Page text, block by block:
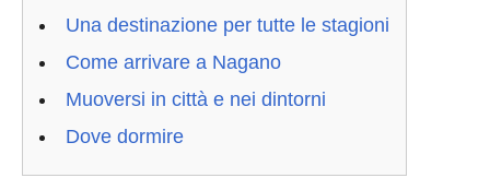
Una destinazione per tutte le stagioni
Come arrivare a Nagano
Muoversi in città e nei dintorni
Dove dormire